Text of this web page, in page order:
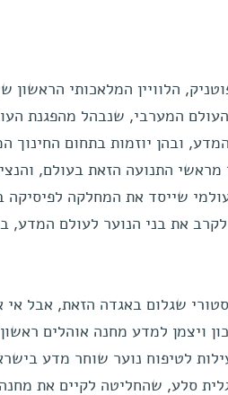
הלוויין המלאכותי הראשון
המערבי, שנבהל מהפגנת
ובהן יוזמות בתחום
התנועה הזאת בעולם,
שייסד את המחלקה לפיסיקה
את בני הנוער לעולם המדע,
שגלום באגדה הזאת, אבל
של שנת 1964 הוקם במכון ויצמן למדע מחנה
לטיפוח נוער שוחר מדע
סלע, שהחליטה לקיים את